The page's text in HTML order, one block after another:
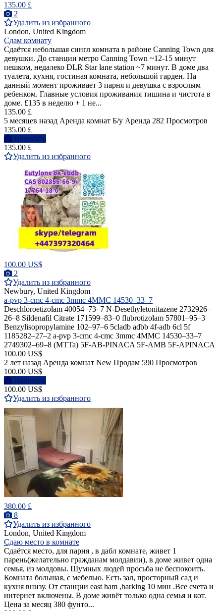
135.00 £
2
Удалить из избранного
London, United Kingdom
Сдам комнату
Сдаётся небольшая сингл комната в районе Canning Town для
девушки. До станции метро Canning Town ~12-15 минут
пешком, недалеко DLR Star lane station ~7 минут. В доме два
туалета, кухня, гостиная комната, небольшой гарден. На
данный момент проживает 3 парня и девушка с взрослым
ребенком. Главные условия проживания тишина и чистота в
доме. £135 в неделю + 1 не...
135.00 £
5 месяцев назад Аренда комнат Б/у Аренда 282 Просмотров
135.00 £
Написать
135.00 £
Удалить из избранного
100.00 US$
2
Удалить из избранного
Newbury, United Kingdom
a-pvp 3-cmc 4-cmc 3mmc 4MMC 14530–33–7
Deschloroetizolam 40054–73–7 N-Desethyletonitazene 2732926–
26–8 Sildenafil Citrate 171599–83–0 flubrotizolam 57801–95–3
Benzylisopropylamine 102–97–6 5cladb adbb 4f-adb 6cl 5f
1185282–27–2 a-pvp 3-cmc 4-cmc 3mmc 4MMC 14530–33–7
2749302–69–8 (MTTa) 5F-AB-PINACA 5F-AMB 5F-APINACA
100.00 US$
2 лет назад Аренда комнат New Продам 590 Просмотров
100.00 US$
Написать
100.00 US$
Удалить из избранного
380.00 £
8
Удалить из избранного
London, United Kingdom
Сдаю место в комнате
Сдаётся место, для парня , в дабл комнате, живет 1
парень(желательно гражданам молдавии), в доме живет одна
семья, из молдовы. Шумных людей просьба не беспокоить.
Комната большая, с мебелью. Есть зал, просторный сад и
кухня внизу. От станции east ham ,barking 10 мин .Все счета и
интернет включены. В доме живёт только одна семья и кот.
Цена за месяц 380 фунто...